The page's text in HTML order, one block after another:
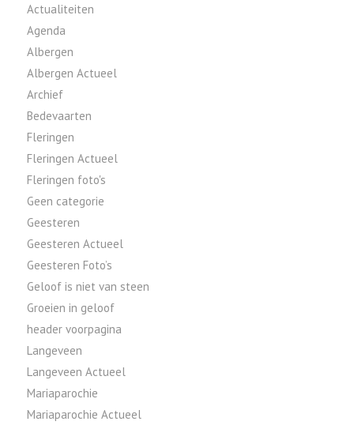
Actualiteiten
Agenda
Albergen
Albergen Actueel
Archief
Bedevaarten
Fleringen
Fleringen Actueel
Fleringen foto's
Geen categorie
Geesteren
Geesteren Actueel
Geesteren Foto’s
Geloof is niet van steen
Groeien in geloof
header voorpagina
Langeveen
Langeveen Actueel
Mariaparochie
Mariaparochie Actueel